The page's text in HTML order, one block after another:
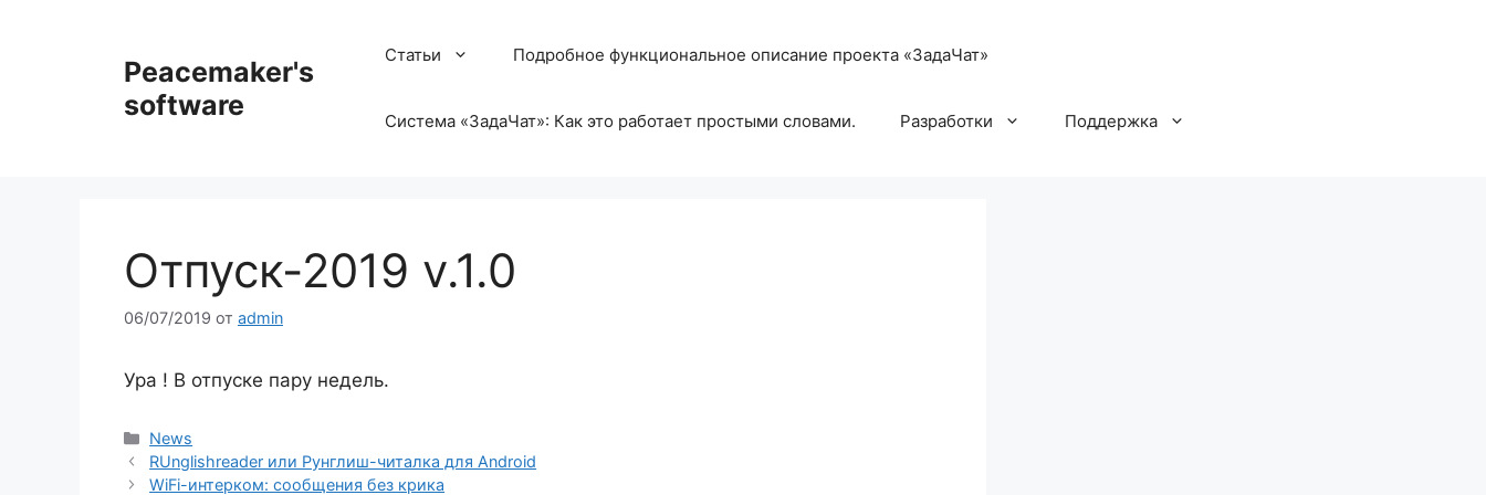
содержимомуPeacemaker's
software
Статьи Подробное функциональное описание проекта «ЗадаЧат»
Система «ЗадаЧат»: Как это работает простыми словами. Разработки Поддержка
Отпуск-2019 v.1.0
06/07/2019 от admin
Ура ! В отпуске пару недель.
Рубрики
News
RUnglishreader или Рунглиш-читалка для Android
WiFi-интерком: сообщения без крика